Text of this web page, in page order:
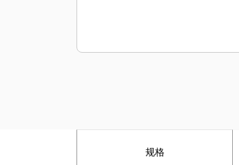
规格